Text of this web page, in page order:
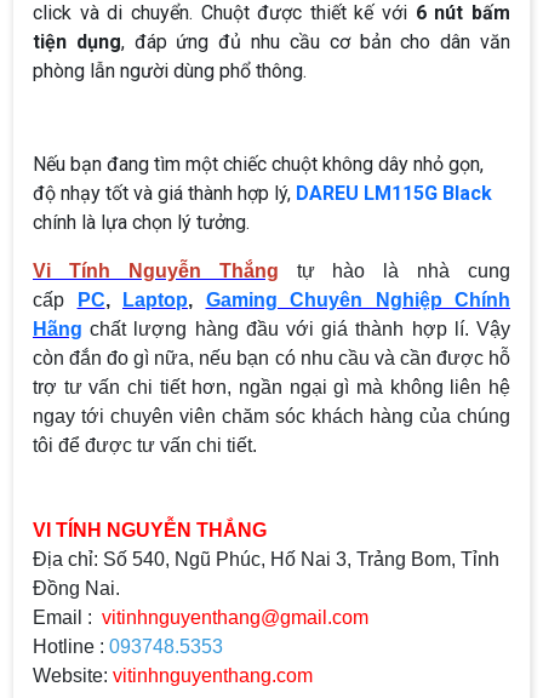
click và di chuyển. Chuột được thiết kế với 6 nút bấm
tiện dụng, đáp ứng đủ nhu cầu cơ bản cho dân văn
phòng lẫn người dùng phổ thông.
Nếu bạn đang tìm một chiếc chuột không dây nhỏ gọn,
độ nhạy tốt và giá thành hợp lý, DAREU LM115G Black
chính là lựa chọn lý tưởng.
Vi Tính Nguyễn Thắng tự hào là nhà cung
cấp
PC, Laptop, Gaming Chuyên Nghiệp Chính
Hãng chất lượng hàng đầu với giá thành hợp lí. Vậy
còn đắn đo gì nữa, nếu bạn có nhu cầu và cần được hỗ
trợ tư vấn chi tiết hơn, ngần ngại gì mà không liên hệ
ngay tới chuyên viên chăm sóc khách hàng của chúng
tôi để được tư vấn chi tiết.
VI TÍNH NGUYỄN THẮNG
Địa chỉ: Số 540, Ngũ Phúc, Hố Nai 3, Trảng Bom, Tỉnh
Đồng Nai.
Email : vitinhnguyenthang@gmail.com
Hotline : 093748.5353
Website: vitinhnguyenthang.com